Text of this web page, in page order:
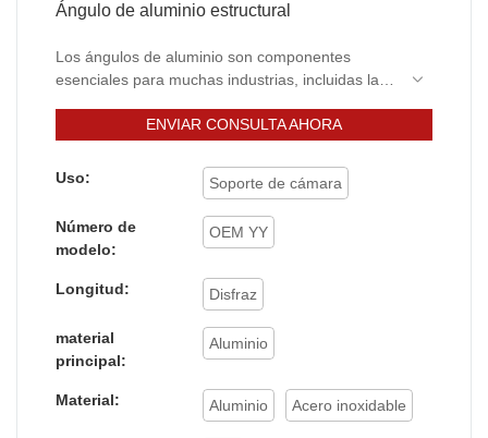
Ángulo de aluminio estructural
Los ángulos de aluminio son componentes
esenciales para muchas industrias, incluidas la
marina. Son ampliamente utilizados debido a su
corrosión. En este artículo, exploraremos los
beneficios de los ángulos de aluminio y sus
diferentes aplicaciones.
ENVIAR CONSULTA AHORA
Uso: Soporte de cámara
Número de
modelo:
OEM YY
Longitud: Disfraz
material
principal:
Aluminio
Material: Aluminio Acero inoxidable